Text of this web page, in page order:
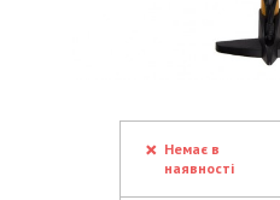
Немає в
наявності